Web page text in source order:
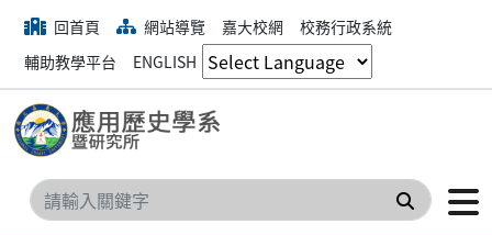
回首頁 網站導覽 嘉大校網
校務行政系統
輔助教學平台
ENGLISH
搜尋